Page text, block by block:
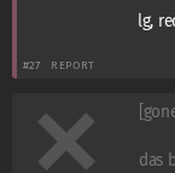
lg,
#27 REPORT
das